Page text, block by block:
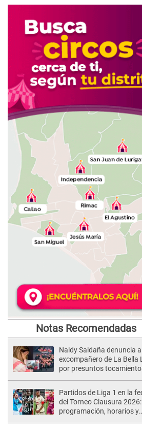
Notas Recomendadas
Naldy Saldaña denuncia a
excompañero de La Bella
por presuntos
Partidos de Liga 1 en la
del Torneo Clausura 2026:
programación, horarios y